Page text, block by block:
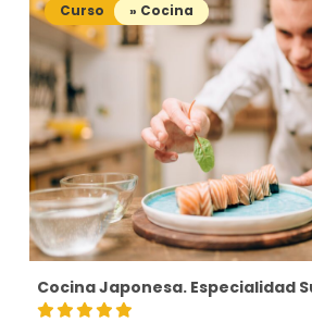
Curso » Cocina
Cocina Japonesa. Especialidad